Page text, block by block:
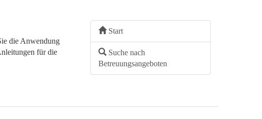
die Anwendung
für die
Start
Suche nach
Betreuungsangeboten